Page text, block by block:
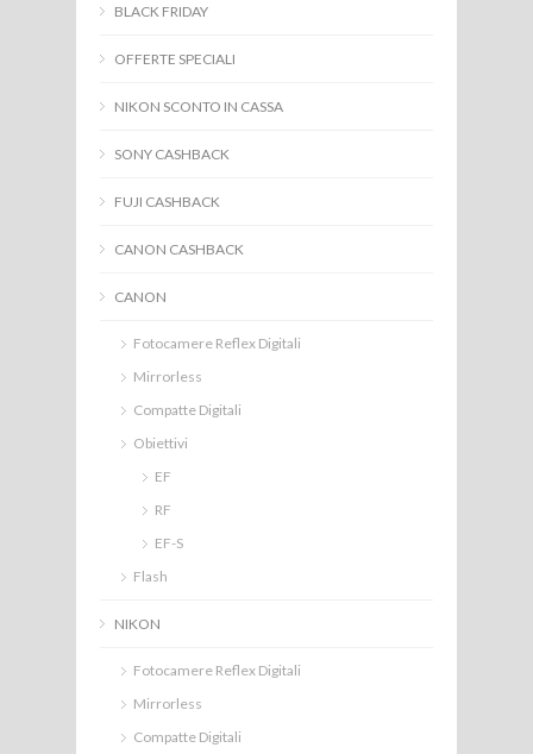
BLACK FRIDAY
OFFERTE SPECIALI
NIKON SCONTO IN CASSA
SONY CASHBACK
FUJI CASHBACK
CANON CASHBACK
CANON
Fotocamere Reflex Digitali
Mirrorless
Compatte Digitali
Obiettivi
EF
RF
EF-S
Flash
NIKON
Fotocamere Reflex Digitali
Mirrorless
Compatte Digitali